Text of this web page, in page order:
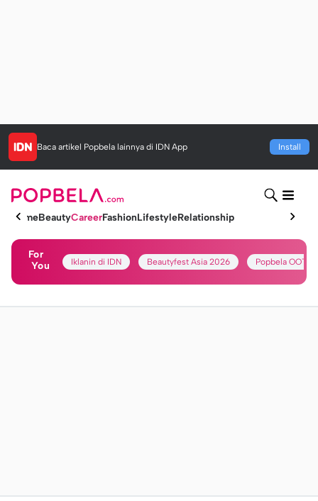
Baca artikel Popbela lainnya di IDN App Install
HomeBeautyCareerFashionLifestyleRelationship
For
You
Iklanin di IDN Beautyfest Asia 2026 Popbela OOTD